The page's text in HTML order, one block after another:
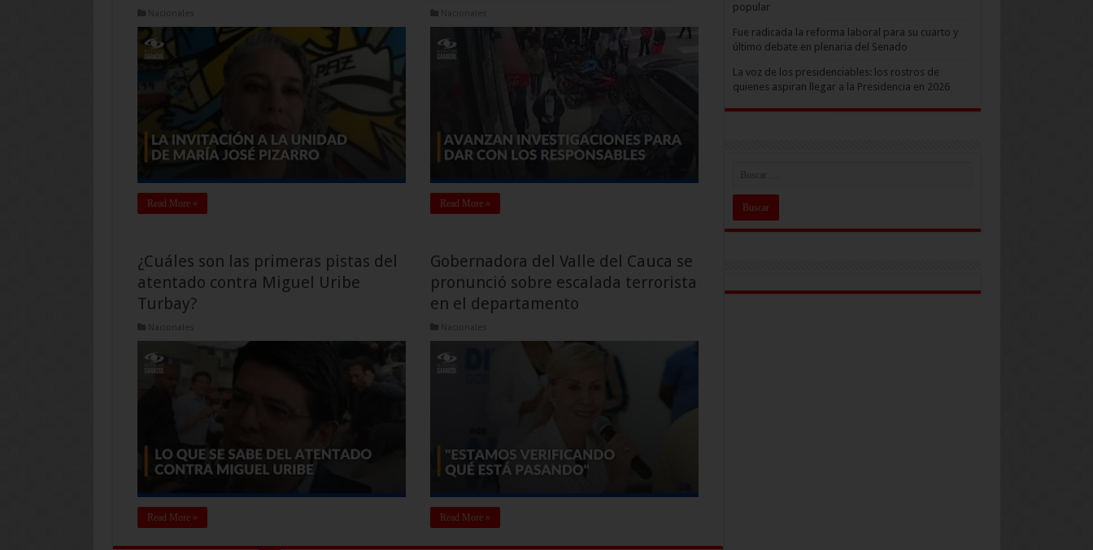
Nacionales
Read More »
Nacionales
Read More »
¿Cuáles son las primeras pistas del
atentado contra Miguel Uribe
Turbay?
Nacionales
Read More »
Gobernadora del Valle del Cauca se
pronunció sobre escalada terrorista
en el departamento
Nacionales
Read More »
popular
Fue radicada la reforma laboral para su cuarto y
último debate en plenaria del Senado
La voz de los presidenciables: los rostros de
quienes aspiran llegar a la Presidencia en 2026